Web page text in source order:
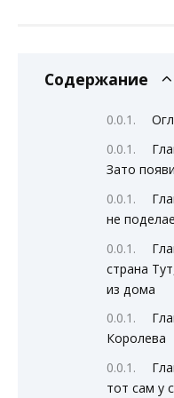
Содержание
Зато
не
страна
из дома
Королева
тот сам у